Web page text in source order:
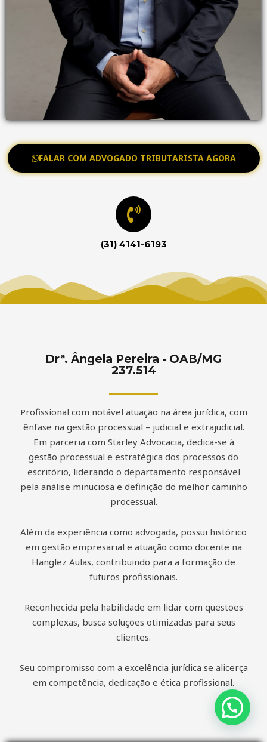
FALAR COM ADVOGADO TRIBUTARISTA AGORA
(31) 4141-6193
Drª. Ângela Pereira - OAB/MG
237.514
Profissional com notável atuação na área jurídica, com
ênfase na gestão processual – judicial e extrajudicial.
Em parceria com Starley Advocacia, dedica-se à
gestão processual e estratégica dos processos do
escritório, liderando o departamento responsável
pela análise minuciosa e definição do melhor caminho
processual.
Além da experiência como advogada, possui histórico
em gestão empresarial e atuação como docente na
Hanglez Aulas, contribuindo para a formação de
futuros profissionais.
Reconhecida pela habilidade em lidar com questões
complexas, busca soluções otimizadas para seus
clientes.
Seu compromisso com a excelência jurídica se alicerça
em competência, dedicação e ética profissional.